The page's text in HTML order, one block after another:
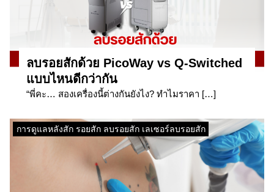
ลบรอยสักด้วย PicoWay vs Q-Switched
แบบไหนดีกว่ากัน
“พี่คะ… สองเครื่องนี้ต่างกันยังไง? ทำไมราคา […]
การดูแลหลังสัก รอยสัก ลบรอยสัก เลเซอร์ลบรอยสัก